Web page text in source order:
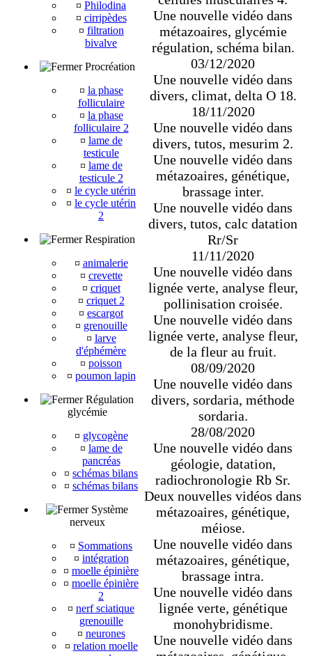
¤ Philodina
¤ cirripèdes
¤ filtration
bivalve
Procréation
¤ la phase
folliculaire
¤ la phase
folliculaire 2
¤ lame de
testicule
¤ lame de
testicule 2
¤ le cycle utérin
¤ le cycle utérin
2
Respiration
¤ animalerie
¤ crevette
¤ criquet
¤ criquet 2
¤ escargot
¤ grenouille
¤ larve
d'éphémère
¤ poisson
¤ poumon lapin
Régulation
glycémie
¤ glycogène
¤ lame de
pancréas
¤ schémas bilans
¤ schémas bilans
Système
nerveux
¤ Sommations
¤ intégration
¤ moelle épinière
¤ moelle épinière
2
¤ nerf sciatique
grenouille
¤ neurones
¤ relation moelle
Une nouvelle vidéo dans
métazoaires, glycémie
régulation, schéma bilan.
03/12/2020
Une nouvelle vidéo dans
divers, climat, delta O 18.
18/11/2020
Une nouvelle vidéo dans
divers, tutos, mesurim 2.
Une nouvelle vidéo dans
métazoaires, génétique,
brassage inter.
Une nouvelle vidéo dans
divers, tutos, calc datation
Rr/Sr
11/11/2020
Une nouvelle vidéo dans
lignée verte, analyse fleur,
pollinisation croisée.
Une nouvelle vidéo dans
lignée verte, analyse fleur,
de la fleur au fruit.
08/09/2020
Une nouvelle vidéo dans
divers, sordaria, méthode
sordaria.
28/08/2020
Une nouvelle vidéo dans
géologie, datation,
radiochronologie Rb Sr.
Deux nouvelles vidéos dans
métazoaires, génétique,
méiose.
Une nouvelle vidéo dans
métazoaires, génétique,
brassage intra.
Une nouvelle vidéo dans
lignée verte, génétique
monohybridisme.
Une nouvelle vidéo dans